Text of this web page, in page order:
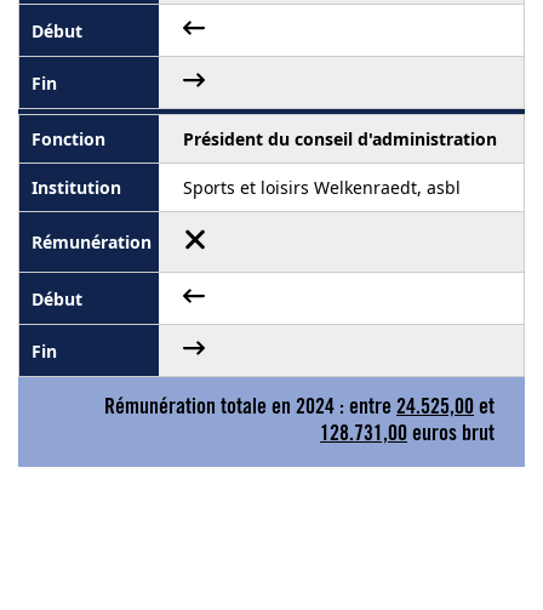
Président du conseil d'administration
Sports et loisirs Welkenraedt, asbl
Rémunération totale en 2024 : entre 24.525,00 et
128.731,00 euros brut